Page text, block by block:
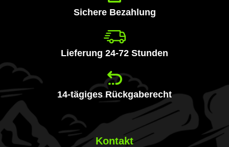
Sichere Bezahlung
Lieferung 24-72 Stunden
14-tägiges Rückgaberecht
Kontakt